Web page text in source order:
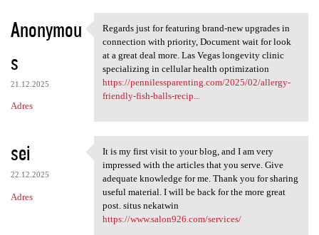
Anonymou
s
21.12.2025
Adres
Regards just for featuring
Regards just for featuring brand-new upgrades in
connection with priority, Document wait for look
at a great deal more. Las Vegas longevity clinic
specializing in cellular health optimization
https://pennilessparenting.com/2025/02/allergy-
friendly-fish-balls-recip...
sei
22.12.2025
Adres
It is my first visit to your
It is my first visit to your blog, and I am very
impressed with the articles that you serve. Give
adequate knowledge for me. Thank you for sharing
useful material. I will be back for the more great
post. situs nekatwin
https://www.salon926.com/services/